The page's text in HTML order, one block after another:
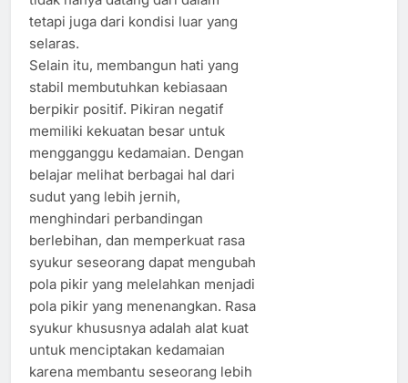
tetapi juga dari kondisi luar yang
selaras.
Selain itu, membangun hati yang
stabil membutuhkan kebiasaan
berpikir positif. Pikiran negatif
memiliki kekuatan besar untuk
mengganggu kedamaian. Dengan
belajar melihat berbagai hal dari
sudut yang lebih jernih,
menghindari perbandingan
berlebihan, dan memperkuat rasa
syukur seseorang dapat mengubah
pola pikir yang melelahkan menjadi
pola pikir yang menenangkan. Rasa
syukur khususnya adalah alat kuat
untuk menciptakan kedamaian
karena membantu seseorang lebih